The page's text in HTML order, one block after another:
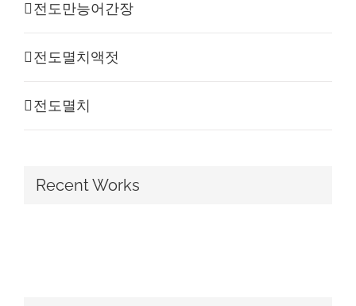
전도만능어간장
전도멸치액젓
전도멸치
Recent Works